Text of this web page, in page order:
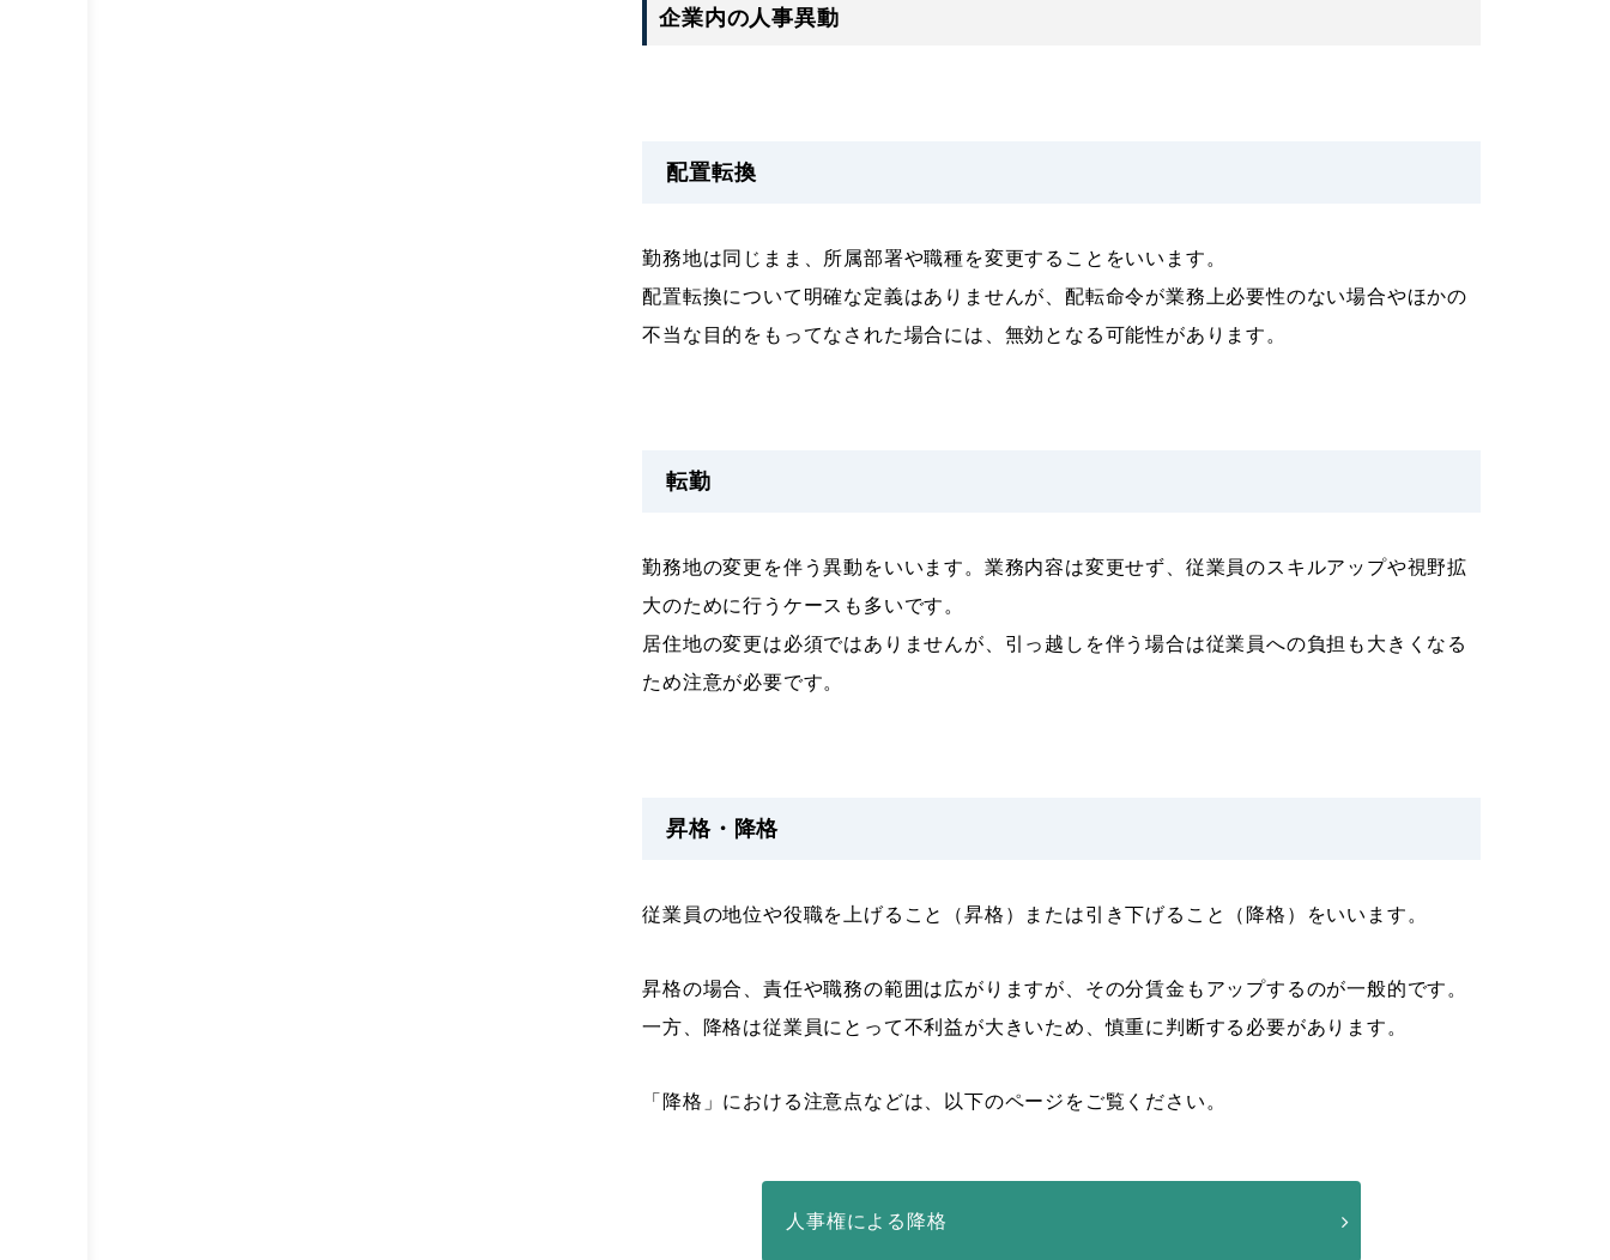
企業内の人事異動
配置転換
勤務地は同じまま、所属部署や職種を変更することをいいます。
配置転換について明確な定義はありませんが、配転命令が業務上必要性のない場合やほかの
不当な目的をもってなされた場合には、無効となる可能性があります。
転勤
勤務地の変更を伴う異動をいいます。業務内容は変更せず、従業員のスキルアップや視野拡
大のために行うケースも多いです。
居住地の変更は必須ではありませんが、引っ越しを伴う場合は従業員への負担も大きくなる
ため注意が必要です。
昇格・降格
従業員の地位や役職を上げること（昇格）または引き下げること（降格）をいいます。
昇格の場合、責任や職務の範囲は広がりますが、その分賃金もアップするのが一般的です。
一方、降格は従業員にとって不利益が大きいため、慎重に判断する必要があります。
「降格」における注意点などは、以下のページをご覧ください。
人事権による降格